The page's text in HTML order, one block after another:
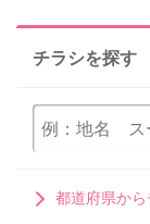
チラシを探す
都道府県か